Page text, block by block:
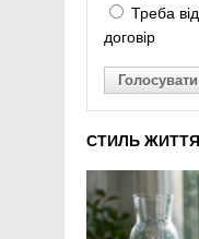
Треба
договір
Голосувати
СТИЛЬ ЖИТТЯ